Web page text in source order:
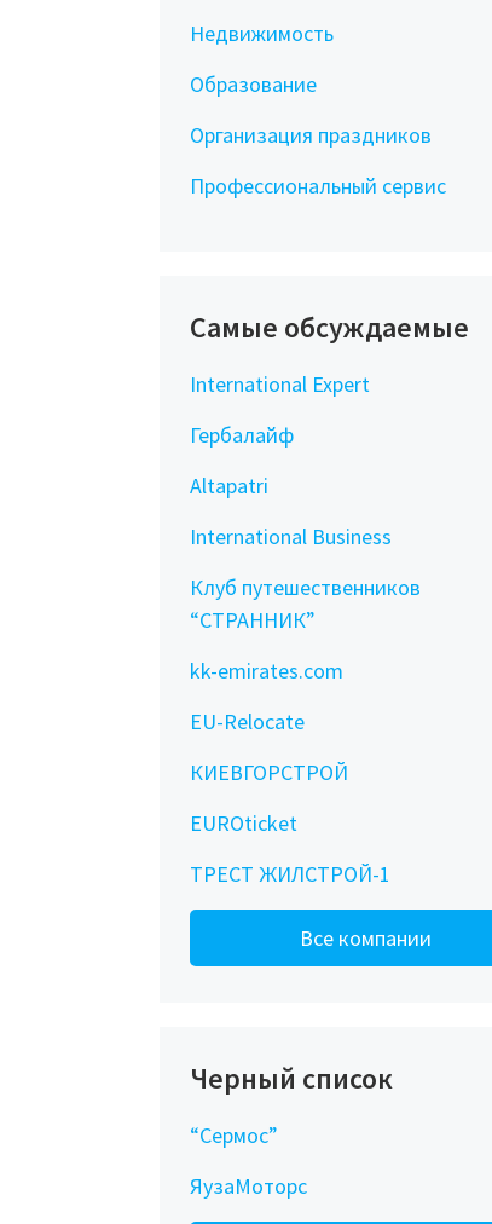
Недвижимость
Образование
Организация праздников
Профессиональный сервис
Самые обсуждаемые
International Expert
Гербалайф
Altapatri
International Business
Клуб путешественников
“СТРАННИК”
kk-emirates.com
EU-Relocate
КИЕВГОРСТРОЙ
EUROticket
ТРЕСТ ЖИЛСТРОЙ-1
Все компании
Черный список
“Сермос”
ЯузаМоторс